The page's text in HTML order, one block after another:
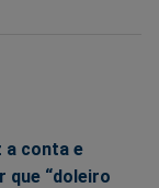
a conta e
que “doleiro